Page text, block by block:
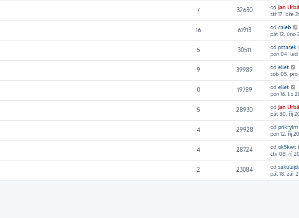
7 32630 od Jan
stř 17. bře
16 61913 od caleb
pát 12. úno
5 30511 od pstasek
pon 04. led
9 39989 od ellet
sob 05.
0 19789 od ellet
pon 16. lis
5 28930 od Jan
pát 30. říj
4 29928 od prikrylm
pon 12. říj
4 28724 od ok5kwt
čtv 08. říj
2 23084 od
pát 18. zář